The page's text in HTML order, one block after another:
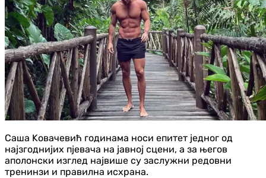
Саша Kовачевић годинама носи епитет једног од
најзгоднијих пјевача на јавној сцени, а за његов
аполонски изглед највише су заслужни редовни
тренинзи и правилна исхрана.